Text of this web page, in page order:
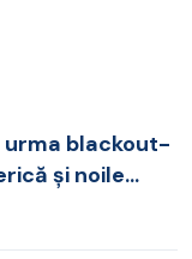
urma blackout-
și noile